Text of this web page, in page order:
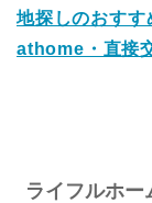
地探しのおすす
athome・直接
ライフルホ